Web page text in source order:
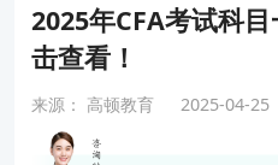
2025年CFA考试科
击查看！
来源： 高顿教育 2025-04-25